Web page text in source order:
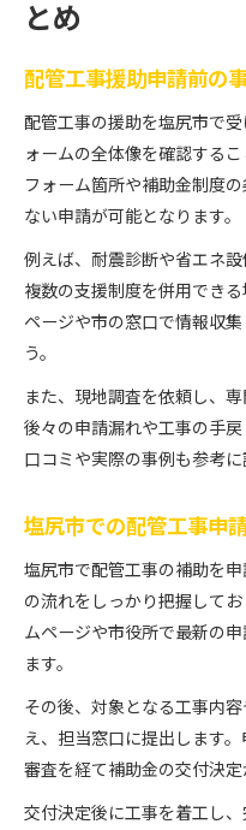
とめ
配管工事援助申請前の
配管工事の援助を塩尻市で
ォームの全体像を確認する
フォーム箇所や補助金制度
ない申請が可能となります。
例えば、耐震診断や省エネ設
複数の支援制度を併用でき
ページや市の窓口で情報収
う。
また、現地調査を依頼し、
後々の申請漏れや工事の手
口コミや実際の事例も参考に
塩尻市での配管工事申
塩尻市で配管工事の補助を
の流れをしっかり把握して
ムページや市役所で最新の
ます。
その後、対象となる工事内
え、担当窓口に提出します
審査を経て補助金の交付決定
交付決定後に工事を着工し